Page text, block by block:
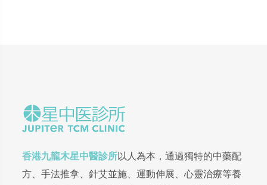
香港九龍木星中醫診所以人為本，通過獨特的中藥配
方、手法推拿、針艾並施、運動伸展、心靈治療等養